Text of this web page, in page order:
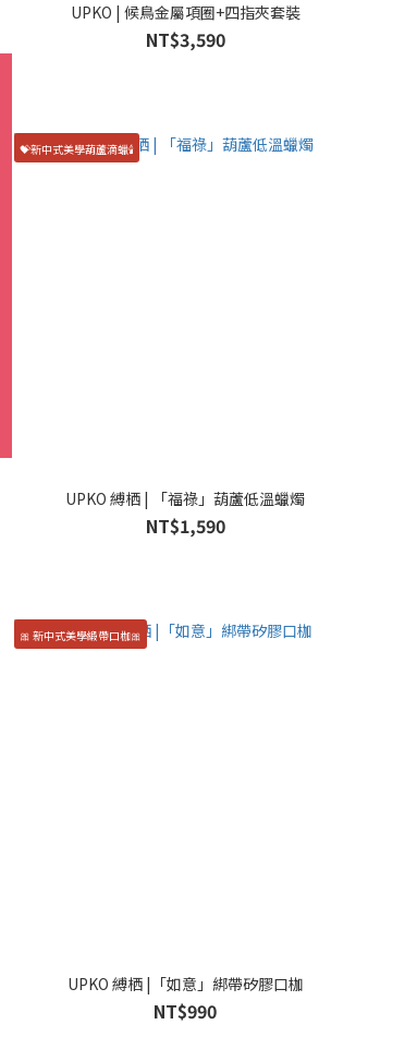
UPKO | 候鳥金屬項圈+四指夾套裝
NT$3,590
💝新中式美學葫蘆滴蠟🕯️
UPKO 縛栖 | 「福祿」葫蘆低溫蠟燭
NT$1,590
🎀 新中式美學緞帶口枷🎀
UPKO 縛栖 |「如意」綁帶矽膠口枷
NT$990